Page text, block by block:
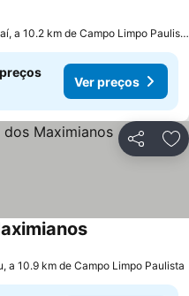
Jundiaí, a 10.2 km de Campo Limpo Paulista
Ver preços
Partilhar
a 10.9 km de Campo Limpo Paulista